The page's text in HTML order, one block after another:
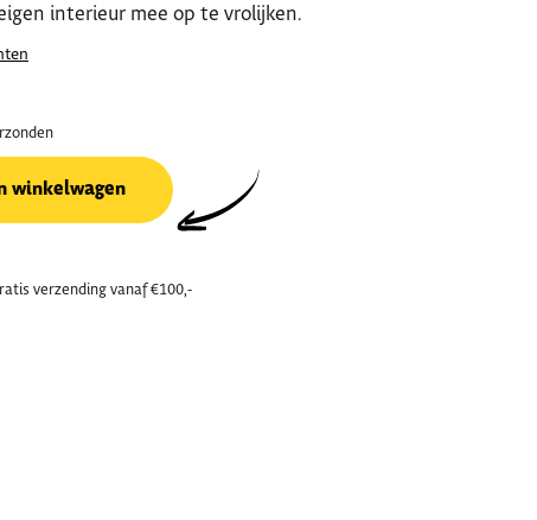
interieur mee op te vrolijken.
winkelwagen
verzending vanaf €100,-